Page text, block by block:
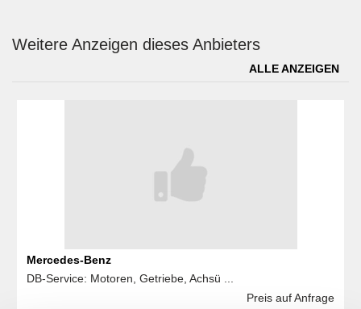
Weitere Anzeigen dieses Anbieters
ALLE ANZEIGEN
Mercedes-Benz
DB-Service: Motoren, Getriebe, Achsü ...
Preis auf Anfrage